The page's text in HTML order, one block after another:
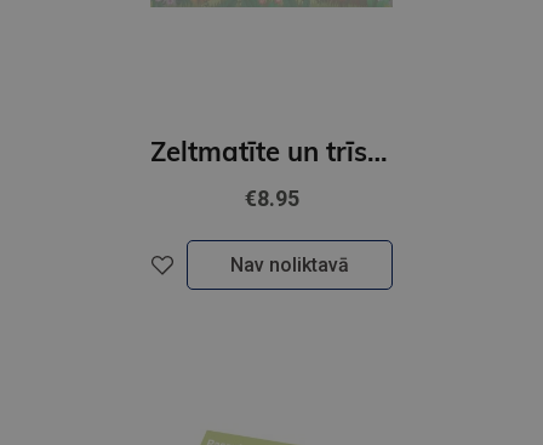
Zeltmatīte un trīs lāči. Ar iznirstošu attēlu katrā lappusē
€8.95
Nav noliktavā